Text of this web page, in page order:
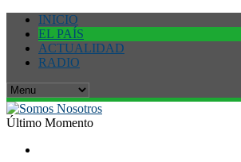
INICIO
EL PAÍS
ACTUALIDAD
RADIO
Último Momento